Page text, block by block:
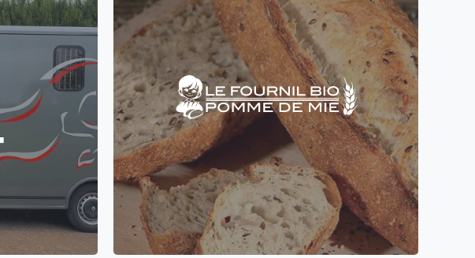
la
France,
Création de site vitrine WordPress à Cusset pour
la boulangerie Pomme de Mie avec Pain et
viennoiserie 100% bio et levain nature bio